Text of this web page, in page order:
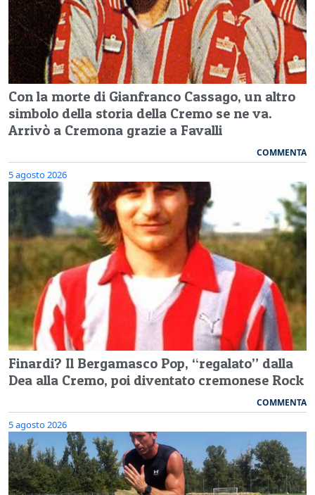
Con la morte di Gianfranco Cassago, un altro
simbolo della storia della Cremo se ne va.
Arrivò a Cremona grazie a Favalli
COMMENTA
5 agosto 2026
Finardi? Il Bergamasco Pop, “regalato” dalla
Dea alla Cremo, poi diventato cremonese Rock
COMMENTA
5 agosto 2026